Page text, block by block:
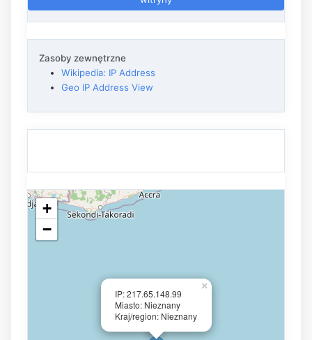
Zasoby zewnętrzne
Wikipedia: IP Address
Geo IP Address View
IP: 217.65.148.99
Miasto: Nieznany
Kraj/region: Nieznany
×
+
−